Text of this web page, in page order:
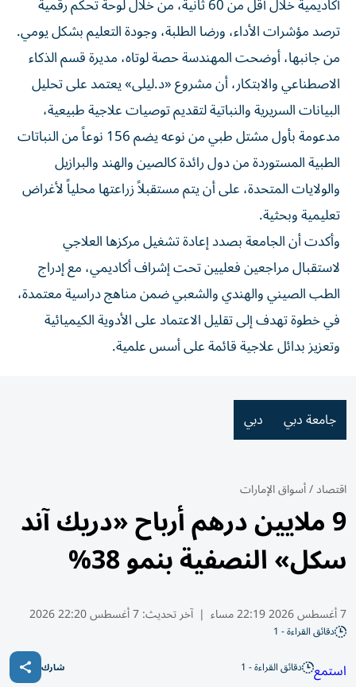
ترصد مؤشرات الأداء، ورضا الطلبة، وجودة التعليم بشكل يومي.
من جانبها، أوضحت المهندسة حصة لوتاه، مديرة قسم الذكاء
الاصطناعي والابتكار، أن مشروع «د.ليلى» يعتمد على تحليل
البيانات السريرية والنباتية لتقديم توصيات علاجية طبيعية،
مدعومة بأول مشتل طبي من نوعه يضم 156 نوعاً من النباتات
الطبية المستوردة من دول رائدة كالصين والهند والبرازيل
والولايات المتحدة، على أن يتم مستقبلاً زراعتها محلياً لأغراض
تعليمية وبحثية.
وأكدت أن الجامعة بصدد إعادة تشغيل مركزها العلاجي
لاستقبال مراجعين فعليين تحت إشراف أكاديمي، مع إدراج
الطب الصيني والهندي والشعبي ضمن مناهج دراسية معتمدة،
في خطوة تهدف إلى تقليل الاعتماد على الأدوية الكيميائية
وتعزيز بدائل علاجية قائمة على أسس علمية.
جامعة دبي دبي
اقتصاد/أسواق الإمارات
9 ملايين درهم أرباح «دريك آند
سكل» النصفية بنمو 38%
7 أغسطس 2026 22:19 مساء | آخر تحديث:7 أغسطس 22:20 2026
دقائق القراءة - 1
استمع دقائق القراءة - 1 شارك